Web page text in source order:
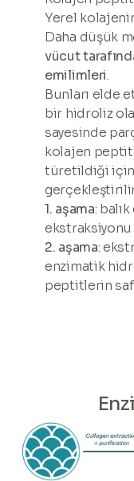
Yerel
Daha düşük
vücut
emilimleri.
Bunları elde
bir hidroliz
sayesinde
kolajen
türetildiği
1. aşama:
ekstraksiyonu
2. aşama:
enzimatik
peptitlerin